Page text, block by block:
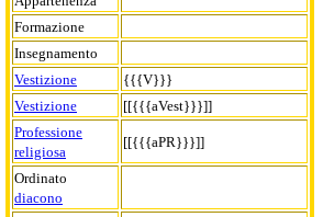
Formazione
Insegnamento
Vestizione
{{{V}}}
Vestizione
[[{{{aVest}}}]]
Professione
religiosa
[[{{{aPR}}}]]
Ordinato
diacono